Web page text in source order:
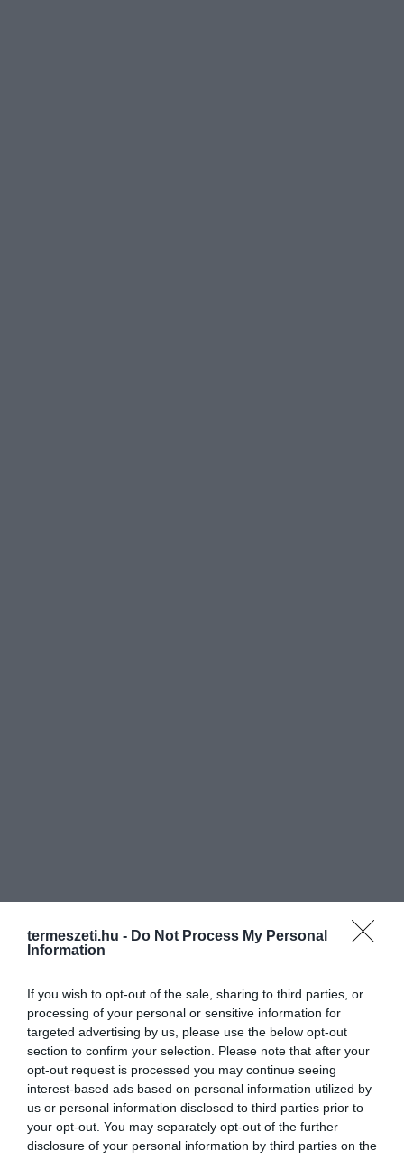
termeszeti.hu - Do Not Process My Personal
Information
If you wish to opt-out of the sale, sharing to third parties, or
processing of your personal or sensitive information for
targeted advertising by us, please use the below opt-out
section to confirm your selection. Please note that after your
opt-out request is processed you may continue seeing
interest-based ads based on personal information utilized by
us or personal information disclosed to third parties prior to
your opt-out. You may separately opt-out of the further
disclosure of your personal information by third parties on the